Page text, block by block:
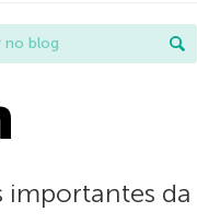
importantes da